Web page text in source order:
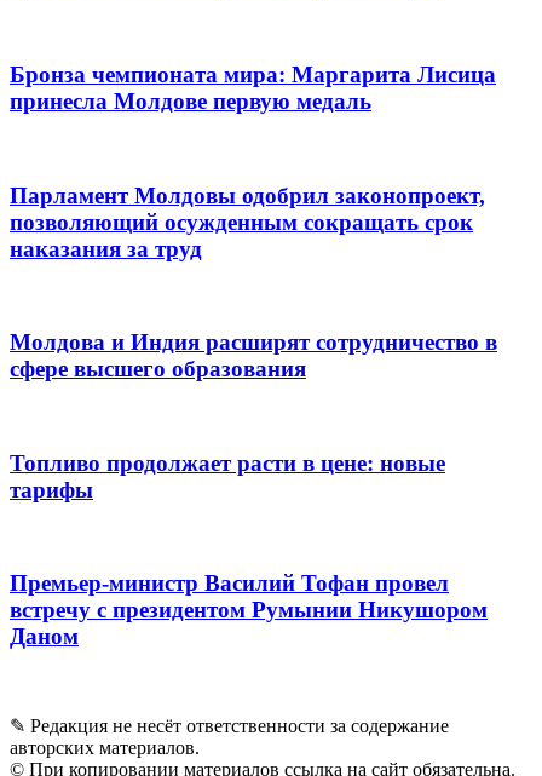
Бронза чемпионата мира: Маргарита Лисица
принесла Молдове первую медаль
Парламент Молдовы одобрил законопроект,
позволяющий осужденным сокращать срок
наказания за труд
Молдова и Индия расширят сотрудничество в
сфере высшего образования
Топливо продолжает расти в цене: новые
тарифы
Премьер-министр Василий Тофан провел
встречу с президентом Румынии Никушором
Даном
✎ Редакция не несёт ответственности за содержание
авторских материалов.
© При копировании материалов ссылка на сайт обязательна.